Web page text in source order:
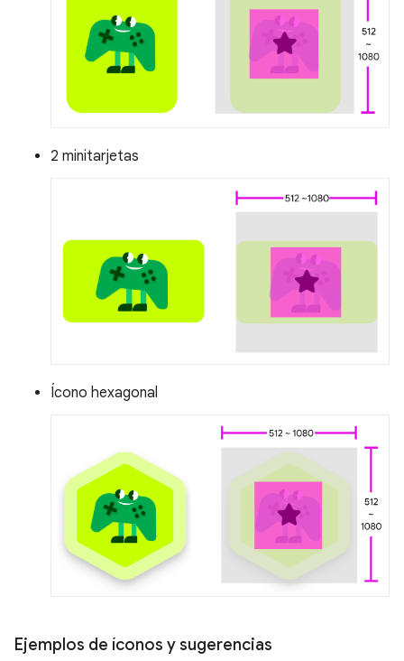
2 minitarjetas
Ícono hexagonal
Ejemplos de íconos y sugerencias